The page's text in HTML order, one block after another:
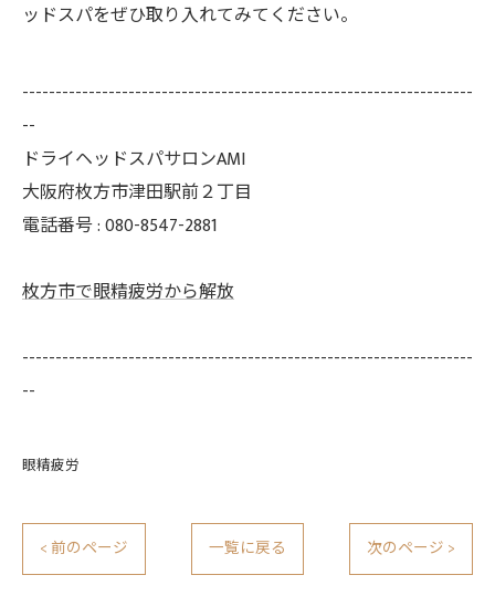
ッドスパをぜひ取り入れてみてください。
--------------------------------------------------------------------
--
ドライヘッドスパサロンAMI
大阪府枚方市津田駅前２丁目
電話番号 : 080-8547-2881
枚方市で眼精疲労から解放
--------------------------------------------------------------------
--
眼精疲労
< 前のページ 一覧に戻る 次のページ >